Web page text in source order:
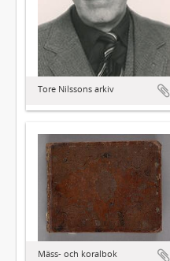
Tore Nilssons arkiv
Mäss- och koralbok